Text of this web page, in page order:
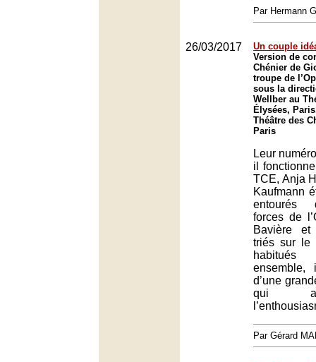
Par Hermann
26/03/2017
Un couple
Version de
Chénier de
troupe de
sous la
Wellber au
Élysées,
Théâtre des
Paris
Leur
il
TCE, Anja
Kaufmann
entourés
forces de
Bavière et
triés sur le
ensemble,
d’une
qui a
Par Gérard